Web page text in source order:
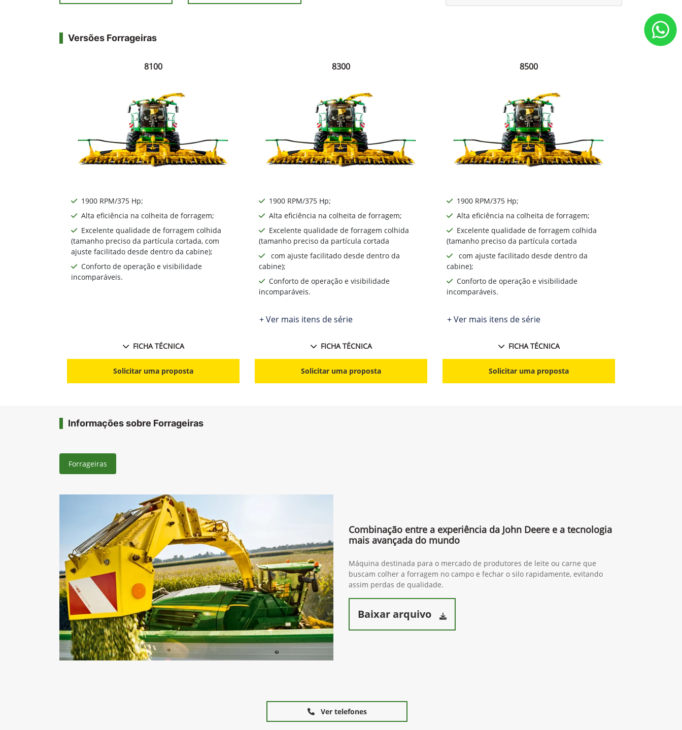
Versões Forrageiras
8100
1900 RPM/375 Hp;
Alta eficiência na colheita de forragem;
Excelente qualidade de forragem colhida
(tamanho preciso da partícula cortada, com
ajuste facilitado desde dentro da cabine);
Conforto de operação e visibilidade
incomparáveis.
FICHA TÉCNICA
Solicitar uma proposta
8300
1900 RPM/375 Hp;
Alta eficiência na colheita de forragem;
Excelente qualidade de forragem colhida
(tamanho preciso da partícula cortada
com ajuste facilitado desde dentro da
cabine);
Conforto de operação e visibilidade
incomparáveis.
+ Ver mais itens de série
FICHA TÉCNICA
Solicitar uma proposta
8500
1900 RPM/375 Hp;
Alta eficiência na colheita de forragem;
Excelente qualidade de forragem colhida
(tamanho preciso da partícula cortada
com ajuste facilitado desde dentro da
cabine);
Conforto de operação e visibilidade
incomparáveis.
+ Ver mais itens de série
FICHA TÉCNICA
Solicitar uma proposta
Informações sobre Forrageiras
Forrageiras
Combinação entre a experiência da John Deere e a tecnologia
mais avançada do mundo
Máquina destinada para o mercado de produtores de leite ou carne que
buscam colher a forragem no campo e fechar o silo rapidamente, evitando
assim perdas de qualidade.
Baixar arquivo
Ver telefones